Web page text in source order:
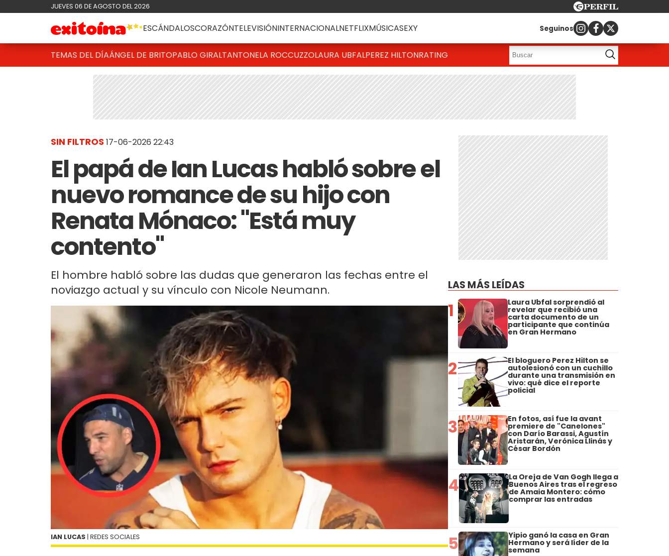
JUEVES 06 DE AGOSTO DEL 2026
ESCÁNDALOSCORAZÓNTELEVISIÓNINTERNACIONALNETFLIXMÚSICASEXY Seguinos
TEMAS DEL DÍAÁNGEL DE BRITOPABLO GIRALTANTONELA ROCCUZZOLAURA UBFALPEREZ HILTONRATING
SIN FILTROS 17-06-2026 22:43
El papá de Ian Lucas habló sobre el
nuevo romance de su hijo con
Renata Mónaco: "Está muy
contento"
El hombre habló sobre las dudas que generaron las fechas entre el
noviazgo actual y su vínculo con Nicole Neumann.
IAN LUCAS | REDES SOCIALES
LAS MÁS LEÍDAS
1 Laura Ubfal sorprendió al
revelar que recibió una
carta documento de un
participante que continúa
en Gran Hermano
2 El bloguero Perez Hilton se
autolesionó con un cuchillo
durante una transmisión en
vivo: qué dice el reporte
policial
3 En fotos, así fue la avant
premiere de "Canelones"
con Darío Barassi, Agustín
Aristarán, Verónica Llinás y
César Bordón
4 La Oreja de Van Gogh llega a
Buenos Aires tras el regreso
de Amaia Montero: cómo
comprar las entradas
5 Yipio ganó la casa en Gran
Hermano y será líder de la
semana